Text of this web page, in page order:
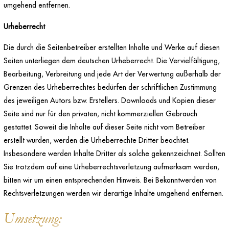
umgehend entfernen.
Urheberrecht
Die durch die Seitenbetreiber erstellten Inhalte und Werke auf diesen
Seiten unterliegen dem deutschen Urheberrecht. Die Vervielfältigung,
Bearbeitung, Verbreitung und jede Art der Verwertung außerhalb der
Grenzen des Urheberrechtes bedürfen der schriftlichen Zustimmung
des jeweiligen Autors bzw. Erstellers. Downloads und Kopien dieser
Seite sind nur für den privaten, nicht kommerziellen Gebrauch
gestattet. Soweit die Inhalte auf dieser Seite nicht vom Betreiber
erstellt wurden, werden die Urheberrechte Dritter beachtet.
Insbesondere werden Inhalte Dritter als solche gekennzeichnet. Sollten
Sie trotzdem auf eine Urheberrechtsverletzung aufmerksam werden,
bitten wir um einen entsprechenden Hinweis. Bei Bekanntwerden von
Rechtsverletzungen werden wir derartige Inhalte umgehend entfernen.
Umsetzung: